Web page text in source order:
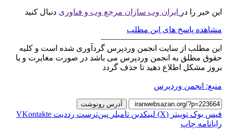
این خبر را در ایران وب سازان مرجع وب و فناوری دنبال کنید
مشاهده پاسخ های این مطلب
———————————————
این مطلب از سایت انجمن وردپرس گردآوری شده است و کلیه
حقوق مطلق به انجمن وردپرس می باشد در صورت مغایرت و یا
بروز مشکل اطلاع دهید تا حذف گردد
منبع: انجمن وردپرس
آدرس رونوشت
فیس بوک توییتر (X) لینکدین ‫تامبلر ‫پین‌ترست ‫رددیت ‫VKontakte
رایانامه چاپ